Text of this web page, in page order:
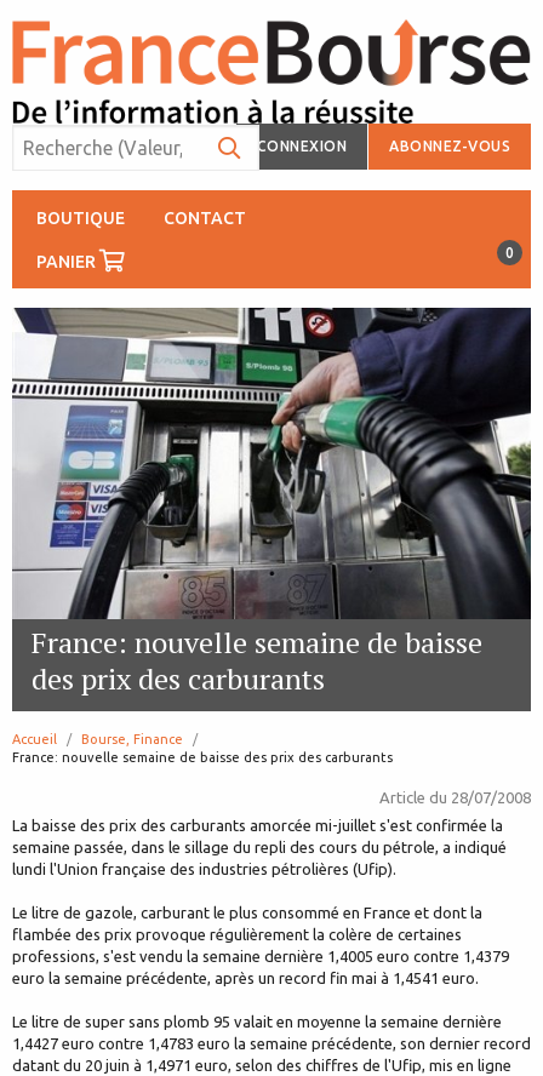
CONNEXION ABONNEZ-VOUS
BOUTIQUE CONTACT
PANIER 0
France: nouvelle semaine de baisse
des prix des carburants
Accueil
Bourse, Finance
page:
France: nouvelle semaine de baisse des prix des carburants
Article du 28/07/2008
La baisse des prix des carburants amorcée mi-juillet s'est confirmée la
semaine passée, dans le sillage du repli des cours du pétrole, a indiqué
lundi l'Union française des industries pétrolières (Ufip).
Le litre de gazole, carburant le plus consommé en France et dont la
flambée des prix provoque régulièrement la colère de certaines
professions, s'est vendu la semaine dernière 1,4005 euro contre 1,4379
euro la semaine précédente, après un record fin mai à 1,4541 euro.
Le litre de super sans plomb 95 valait en moyenne la semaine dernière
1,4427 euro contre 1,4783 euro la semaine précédente, son dernier record
datant du 20 juin à 1,4971 euro, selon des chiffres de l'Ufip, mis en ligne